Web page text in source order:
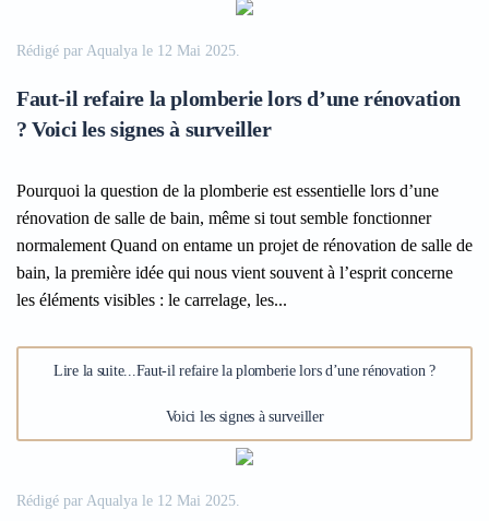
Rédigé par Aqualya le 12 Mai 2025.
Faut-il refaire la plomberie lors d’une rénovation
? Voici les signes à surveiller
Pourquoi la question de la plomberie est essentielle lors d’une
rénovation de salle de bain, même si tout semble fonctionner
normalement Quand on entame un projet de rénovation de salle de
bain, la première idée qui nous vient souvent à l’esprit concerne
les éléments visibles : le carrelage, les...
Lire la suite...Faut-il refaire la plomberie lors d’une rénovation ?
Voici les signes à surveiller
Rédigé par Aqualya le 12 Mai 2025.